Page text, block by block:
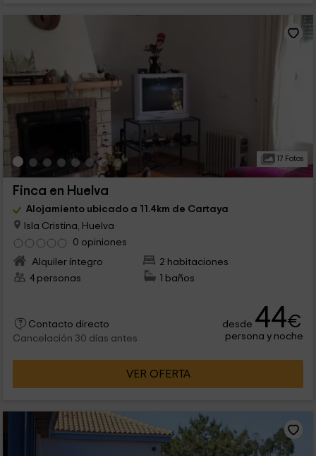
17 Fotos
Finca en Huelva
Alojamiento ubicado a 11.4km de Cartaya
Isla Cristina, Huelva
0 opiniones
Alquiler íntegro
2 habitaciones
4 personas
1 baños
Contacto directo
Cancelación 30 días antes
desde 44€
persona y noche
VER OFERTA